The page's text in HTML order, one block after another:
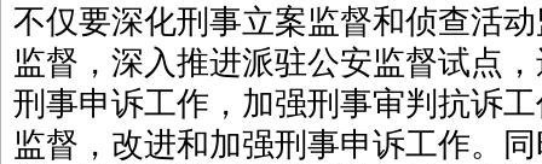
不仅要深化刑事立案监督和侦查活
监督，深入推进派驻公安监督试点
刑事申诉工作，加强刑事审判抗诉
监督，改进和加强刑事申诉工作。